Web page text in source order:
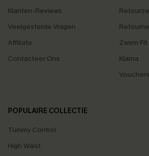
Klanten-Reviews
Veelgestelde Vragen
Affiliate
Contacteer Ons
Zwem
Klarna
POPULAIRE COLLECTIE
Tummy Control
High Waist